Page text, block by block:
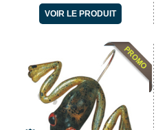
VOIR LE PRODUIT